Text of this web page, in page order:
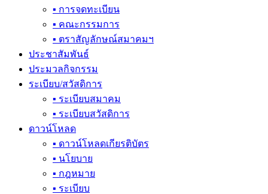
▪ การจดทะเบียน
▪ คณะกรรมการ
▪ ตราสัญลักษณ์สมาคมฯ
ประชาสัมพันธ์
ประมวลกิจกรรม
ระเบียบ/สวัสดิการ
▪ ระเบียบสมาคม
▪ ระเบียบสวัสดิการ
ดาวน์โหลด
▪ ดาวน์โหลดเกียรติบัตร
▪ นโยบาย
▪ กฎหมาย
▪ ระเบียบ